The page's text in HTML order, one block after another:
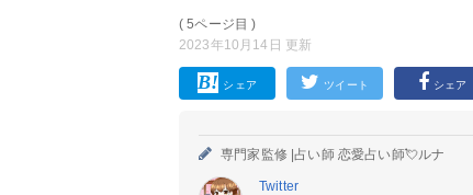
( 5ページ目 )
2023年10月14日 更新
シェア ツイート シェア
専門家監修 |占い師 恋愛占い師💘ルナ
Twitter